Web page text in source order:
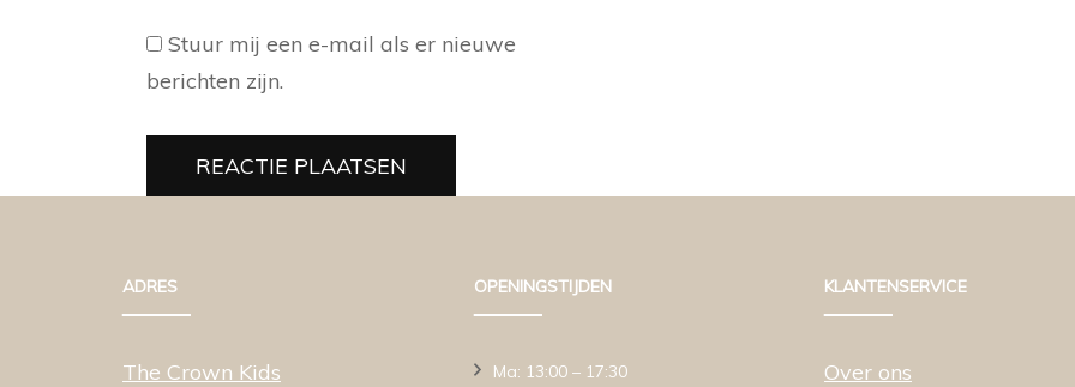
Stuur mij een e-mail als er nieuwe
berichten zijn.
ADRES
The Crown Kids
OPENINGSTIJDEN
Ma: 13:00 – 17:30
KLANTENSERVICE
Over ons